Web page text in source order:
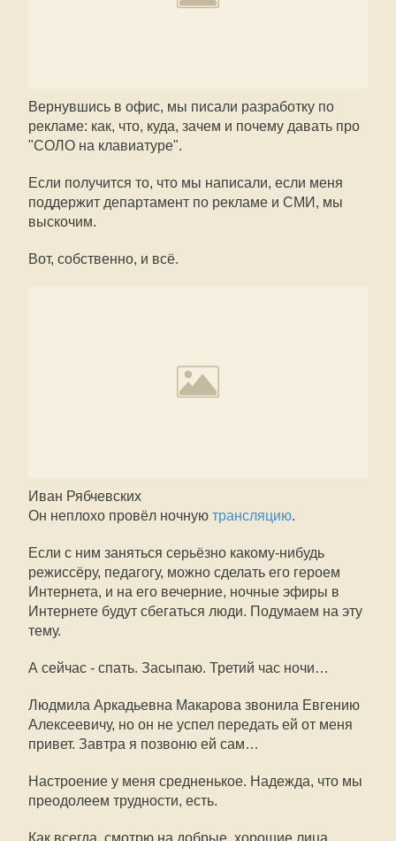
Вернувшись в офис, мы писали разработку по
рекламе: как, что, куда, зачем и почему давать про
"СОЛО на клавиатуре".
Если получится то, что мы написали, если меня
поддержит департамент по рекламе и СМИ, мы
выскочим.
Вот, собственно, и всё.
Иван Рябчевских
Он неплохо провёл ночную трансляцию.
Если с ним заняться серьёзно какому-нибудь
режиссёру, педагогу, можно сделать его героем
Интернета, и на его вечерние, ночные эфиры в
Интернете будут сбегаться люди. Подумаем на эту
тему.
А сейчас - спать. Засыпаю. Третий час ночи…
Людмила Аркадьевна Макарова звонила Евгению
Алексеевичу, но он не успел передать ей от меня
привет. Завтра я позвоню ей сам…
Настроение у меня средненькое. Надежда, что мы
преодолеем трудности, есть.
Как всегда, смотрю на добрые, хорошие лица